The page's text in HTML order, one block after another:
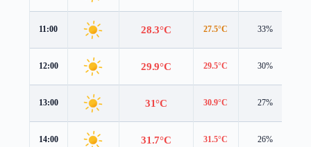
11:00 28.3°C 27.5°C 33%
12:00 29.9°C 29.5°C 30%
13:00 31°C 30.9°C 27%
14:00 31.7°C 31.5°C 26%